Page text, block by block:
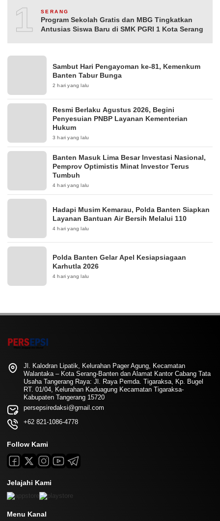
10SERANG
Program Sekolah Gratis dan MBG Tingkatkan
Antusias Siswa Baru di SMK PGRI 1 Kota Serang
Sambut Hari Pengayoman ke-81, Kemenkum
Banten Tabur Bunga
2 hari yang lalu
Resmi Berlaku Agustus 2026, Begini
Penyesuian PNBP Layanan Kementerian
Hukum
3 hari yang lalu
Banten Masuk Lima Besar Investasi Nasional,
Pemprov Optimistis Minat Investor Terus
Tumbuh
4 hari yang lalu
Hadapi Musim Kemarau, Polda Banten Siapkan
Layanan Bantuan Air Bersih Melalui 110
4 hari yang lalu
Polda Banten Gelar Apel Kesiapsiagaan
Karhutla 2026
4 hari yang lalu
Jl. Kalodran Lipatik, Kelurahan Pager Agung, Kecamatan
Walantaka – Kota Serang-Banten dan Alamat Kantor Cabang Tata
Usaha Tangerang Raya: Jl. Raya Pemda. Tigaraksa, Kp. Bugel
RT. 01/04, Kelurahan Kaduagung Kecamatan Tigaraksa-
Kabupaten Tangerang 15720
persepsiredaksi@gmail.com
+62 821-1086-4778
Follow Kami
Jelajahi Kami
Menu Kanal